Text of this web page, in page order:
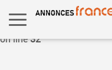
Warning : Undefined
/home/snappri1/
on line32